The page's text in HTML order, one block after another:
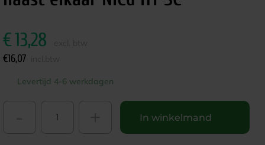
€13,28
€16,07
Levertijd 4-6 werkdagen
In winkelmand